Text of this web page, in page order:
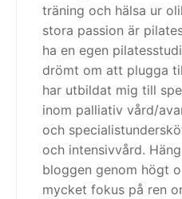
träning och hälsa ur
stora passion är
ha en egen
drömt om att plugga
har utbildat mig till
inom palliativ vård/
och
och intensivvård.
bloggen genom högt
mycket fokus på ren